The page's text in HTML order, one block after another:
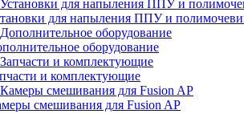
для напыления ППУ и
оборудование
и комплектующие
смешивания для Fusion AP